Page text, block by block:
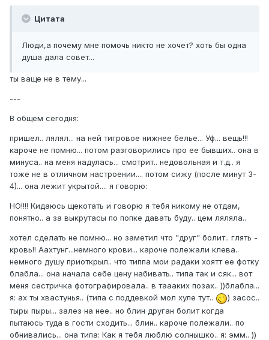
Цитата
Люди,а почему мне помочь никто не хочет? хоть бы одна
душа дала совет...
ты ваще не в тему...
---
В общем сегодня:
пришел.. лялял... на ней тигровое нижнее белье... Уф... вещь!!!
кароче не помню... потом разговорились про ее бывших.. она в
минуса.. на меня надулась... смотрит.. недовольная и т.д.. я
тоже не в отличном настроении.... потом сижу (после минут 3-
4)... она лежит укрытой.... я говорю:
НО!!!! Кидаюсь щекотать и говорю я тебя никому не отдам,
понятно.. а за выкрутасы по попке давать буду.. цем ляляла..
хотел сделать не помню... но заметил что "друг" болит.. глять -
кровь!! Аахтунг...немного крови... кароче полежали клева..
немного душу приоткрыл.. что типпа мои радаки хоятт ее фотку
блабла... она начала себе цену набивать.. типа так и сяк... вот
меня сестричка фотографировала.. в таааких позах.. ))блабла...
я: ах ты хвастунья.. (типа с поддевкой мол хуле тут..
) засос..
тыры пыры... залез на нее.. но блин друган болит когда
пытаюсь туда в гости сходить... блин.. кароче полежали.. по
обнивались... она типа: Как я тебя люблю солнышко.. я: эмм.. ))